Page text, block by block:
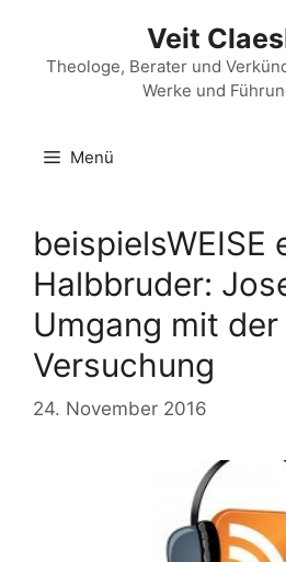
springen
Veit
Theologe, Berater und
Werke und
Menü
beispielsWEISE
Halbbruder:
Umgang mit der
Versuchung
24. November 2016